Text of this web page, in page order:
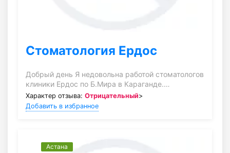
Стоматология Ердос
Добрый день Я недовольна работой стоматологов
клиники Ердос по Б.Мира в Караганде.…
Характер отзыва: Отрицательный>
Добавить в избранное
Астана